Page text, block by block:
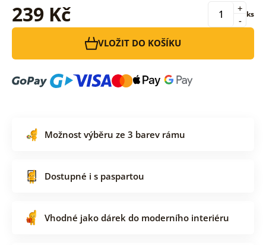
239 Kč -
+ ks
VLOŽIT DO KOŠÍKU
Možnost výběru ze 3 barev rámu
Dostupné i s paspartou
Vhodné jako dárek do moderního interiéru